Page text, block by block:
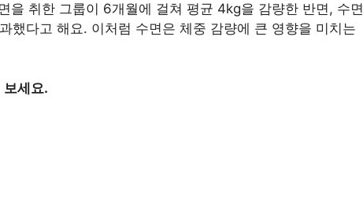
을 취한 그룹이 6개월에 걸쳐 평균 4kg을 감량한 반면, 수면
했다고 해요. 이처럼 수면은 체중 감량에 큰 영향을 미치는
보세요.